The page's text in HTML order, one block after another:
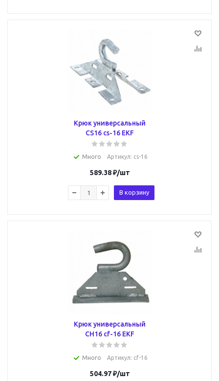
Крюк универсальный
CS16 cs-16 EKF
Много Артикул: cs-16
589.38₽/шт
В корзину
Крюк универсальный
CH16 cf-16 EKF
Много Артикул: cf-16
504.97₽/шт